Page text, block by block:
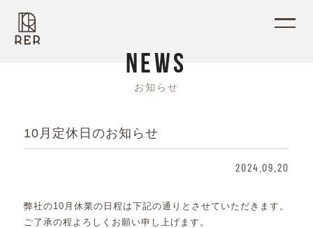
NEWS
お 知 ら せ
10月定休日のお知らせ
2024.09.20
弊社の10月休業の日程は下記の通りとさせていただきます。
ご了承の程よろしくお願い申し上げます。